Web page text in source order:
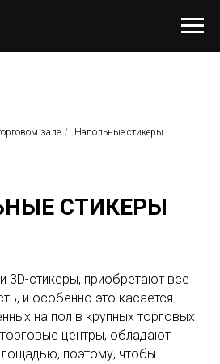
зале / Напольные стикеры
СТИКЕРЫ
3D-стикеры, приобретают все
и особенно это касается
на пол в крупных торговых
центры, обладают
поэтому, чтобы